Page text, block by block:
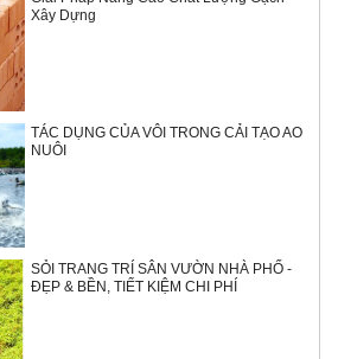
Xây Dựng
TÁC DỤNG CỦA VÔI TRONG CẢI TẠO AO
NUÔI
SỎI TRANG TRÍ SÂN VƯỜN NHÀ PHỐ -
ĐẸP & BỀN, TIẾT KIỆM CHI PHÍ